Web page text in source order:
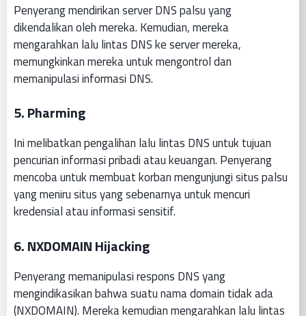
Penyerang mendirikan server DNS palsu yang
dikendalikan oleh mereka. Kemudian, mereka
mengarahkan lalu lintas DNS ke server mereka,
memungkinkan mereka untuk mengontrol dan
memanipulasi informasi DNS.
5.Pharming
Ini melibatkan pengalihan lalu lintas DNS untuk tujuan
pencurian informasi pribadi atau keuangan. Penyerang
mencoba untuk membuat korban mengunjungi situs palsu
yang meniru situs yang sebenarnya untuk mencuri
kredensial atau informasi sensitif.
6.NXDOMAIN Hijacking
Penyerang memanipulasi respons DNS yang
mengindikasikan bahwa suatu nama domain tidak ada
(NXDOMAIN). Mereka kemudian mengarahkan lalu lintas